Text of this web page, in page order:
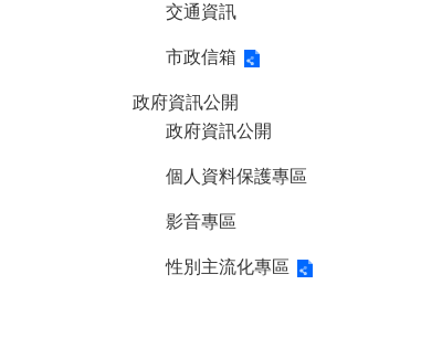
交通資訊
市政信箱
政府資訊公開
政府資訊公開
個人資料保護專區
影音專區
性別主流化專區